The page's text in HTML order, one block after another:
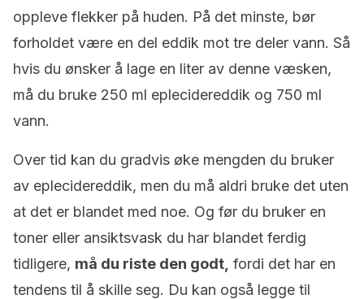
oppleve flekker på huden. På det minste, bør
forholdet være en del eddik mot tre deler vann. Så
hvis du ønsker å lage en liter av denne væsken,
må du bruke 250 ml eplecidereddik og 750 ml
vann.
Over tid kan du gradvis øke mengden du bruker
av eplecidereddik, men du må aldri bruke det uten
at det er blandet med noe. Og før du bruker en
toner eller ansiktsvask du har blandet ferdig
tidligere, må du riste den godt, fordi det har en
tendens til å skille seg. Du kan også legge til